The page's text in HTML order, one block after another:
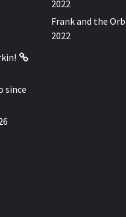
since
2022
Frank and the
2022